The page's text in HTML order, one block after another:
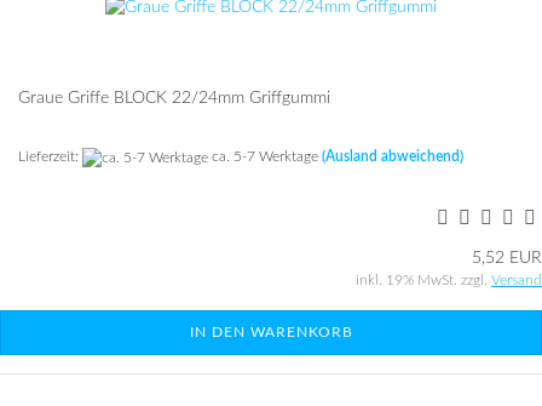
Graue Grif­fe BLOCK 22/24mm Griff­gum­mi
Lieferzeit: ca. 5-7 Werktage (Ausland abweichend)
5,52 EUR
inkl. 19% MwSt. zzgl. Versand
IN DEN WARENKORB